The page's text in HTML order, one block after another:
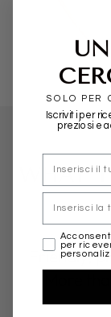
WHAT
Friendly,
More
SOLO PER
Iscriviti per
preziosi e
nome
Email
marketing
per